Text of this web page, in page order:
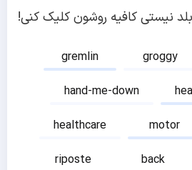
نیستی کافیه روشون کلیک کنی!
gremlin groggy
hand-me-down
healthcare
motor
riposte
back